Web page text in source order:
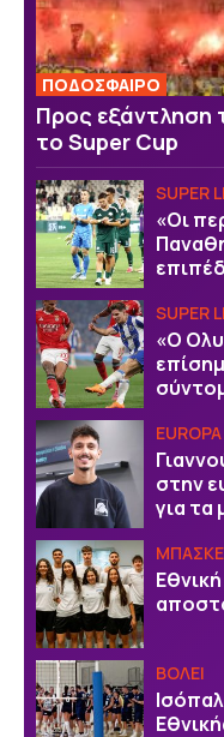
ΠΟΔΟΣΦΑΙΡΟ
Προς εξάντληση
το Super Cup
SUPER
«Οι
SUPER
«Ο
στην
για τα
ΒOΛΕΙ